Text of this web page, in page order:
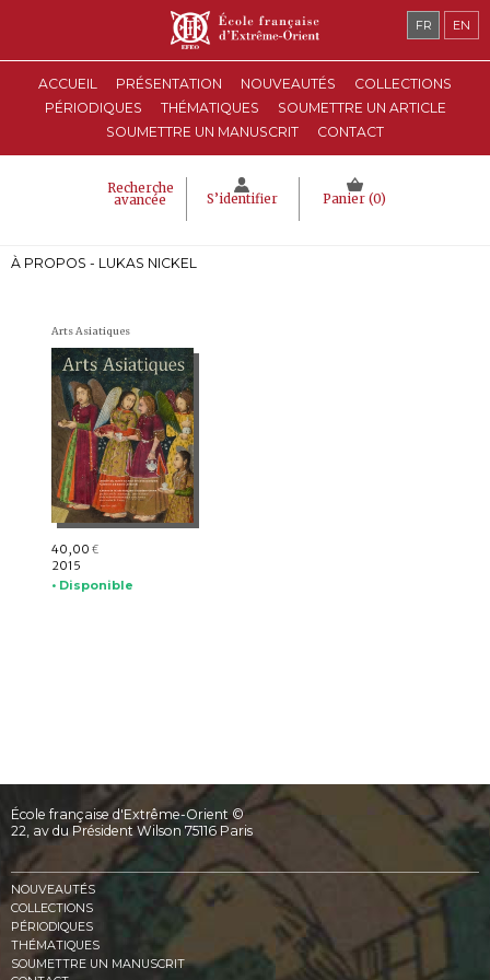
ACCUEIL PRÉSENTATION NOUVEAUTÉS
COLLECTIONS
PÉRIODIQUES
THÉMATIQUES
SOUMETTRE UN ARTICLE
SOUMETTRE UN MANUSCRIT
CONTACT
Recherche
avancée S’identifier Panier (0)
FR EN
À PROPOS - LUKAS NICKEL
Arts Asiatiques
40,00 €
2015
• Disponible
École française d'Extrême-Orient ©
22, av du Président Wilson 75116 Paris
NOUVEAUTÉS
COLLECTIONS
PÉRIODIQUES
THÉMATIQUES
SOUMETTRE UN MANUSCRIT